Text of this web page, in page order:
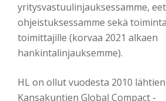
yritysvastuulinjauksessamme,
ohjeistuksessamme sekä
toimittajille (korvaa 2021 alkaen
hankintalinjauksemme).
HL on ollut vuodesta 2010
Kansakuntien Global Compact -